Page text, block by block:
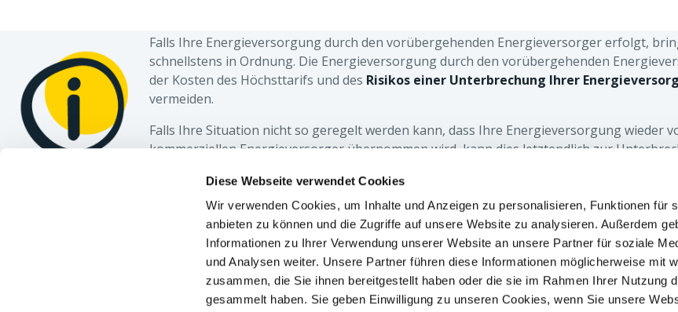
Diese Webseite verwendet Cookies
Wir verwenden Cookies, um Inhalte und Anzeigen zu personalisieren, Funktionen für
anbieten zu können und die Zugriffe auf unsere Website zu analysieren. Außerdem
Informationen zu Ihrer Verwendung unserer Website an unsere Partner für soziale
und Analysen weiter. Unsere Partner führen diese Informationen möglicherweise mit
zusammen, die Sie ihnen bereitgestellt haben oder die sie im Rahmen Ihrer Nutzung
gesammelt haben. Sie geben Einwilligung zu unseren Cookies, wenn Sie unsere
Falls Ihre Energieversorgung durch den vorübergehenden Energieversorger erfolgt,
schnellstens in Ordnung. Die Energieversorgung durch den vorübergehenden
der Kosten des Höchsttarifs und des Risikos einer Unterbrechung Ihrer
vermeiden.
Falls Ihre Situation nicht so geregelt werden kann, dass Ihre Energieversorgung wieder
kommerziellen Energieversorger übernommen wird, kann dies letztendlich zur
ÜBER ORES
Unser Geschäft
Nützlichen Dokumente
Unternehmensführung
Finanzinformationen
JOBNEWS